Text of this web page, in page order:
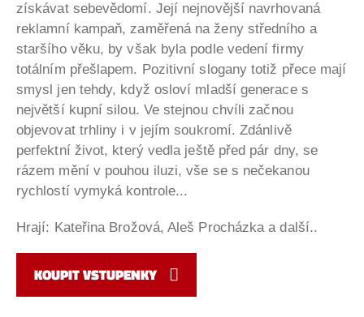
získávat sebevědomí. Její nejnovější navrhovaná
reklamní kampaň, zaměřená na ženy středního a
staršího věku, by však byla podle vedení firmy
totálním přešlapem. Pozitivní slogany totiž přece mají
smysl jen tehdy, když osloví mladší generace s
největší kupní silou. Ve stejnou chvíli začnou
objevovat trhliny i v jejím soukromí. Zdánlivě
perfektní život, který vedla ještě před pár dny, se
rázem mění v pouhou iluzi, vše se s nečekanou
rychlostí vymyká kontrole...
Hrají: Kateřina Brožová, Aleš Procházka a další..
KOUPIT VSTUPENKY